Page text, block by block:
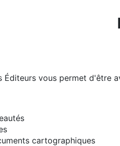
Éditeurs vous permet d'être
cartographiques